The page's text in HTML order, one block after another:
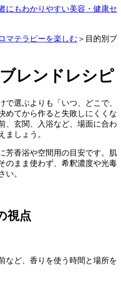
にもわかりやすい美容・健康セ
マテラピーを楽しむ ＞目的別ブ
レンドレシピ
で選ぶよりも「いつ、どこで、
めてから作ると失敗しにくくな
、玄関、入浴など、場面に合わ
ましょう。
芳香浴や空間用の目安です。肌
のまま使わず、希釈濃度や光毒
い。
視点
など、香りを使う時間と場所を